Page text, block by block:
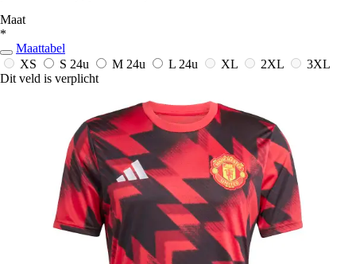
Maat
*
Maattabel
XS
S 24u M 24u L 24u XL 2XL
3XL
Dit veld is verplicht